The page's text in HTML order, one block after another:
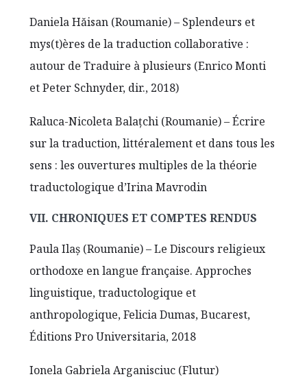
Daniela Hăisan (Roumanie) – Splendeurs et
mys(t)ères de la traduction collaborative :
autour de Traduire à plusieurs (Enrico Monti
et Peter Schnyder, dir., 2018)
Raluca-Nicoleta Balaţchi (Roumanie) – Écrire
sur la traduction, littéralement et dans tous les
sens : les ouvertures multiples de la théorie
traductologique d’Irina Mavrodin
VII. CHRONIQUES ET COMPTES RENDUS
Paula Ilaş (Roumanie) – Le Discours religieux
orthodoxe en langue française. Approches
linguistique, traductologique et
anthropologique, Felicia Dumas, Bucarest,
Éditions Pro Universitaria, 2018
Ionela Gabriela Arganisciuc (Flutur)